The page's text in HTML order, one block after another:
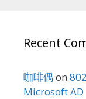
Recent
咖啡偶 on
Microsoft AD